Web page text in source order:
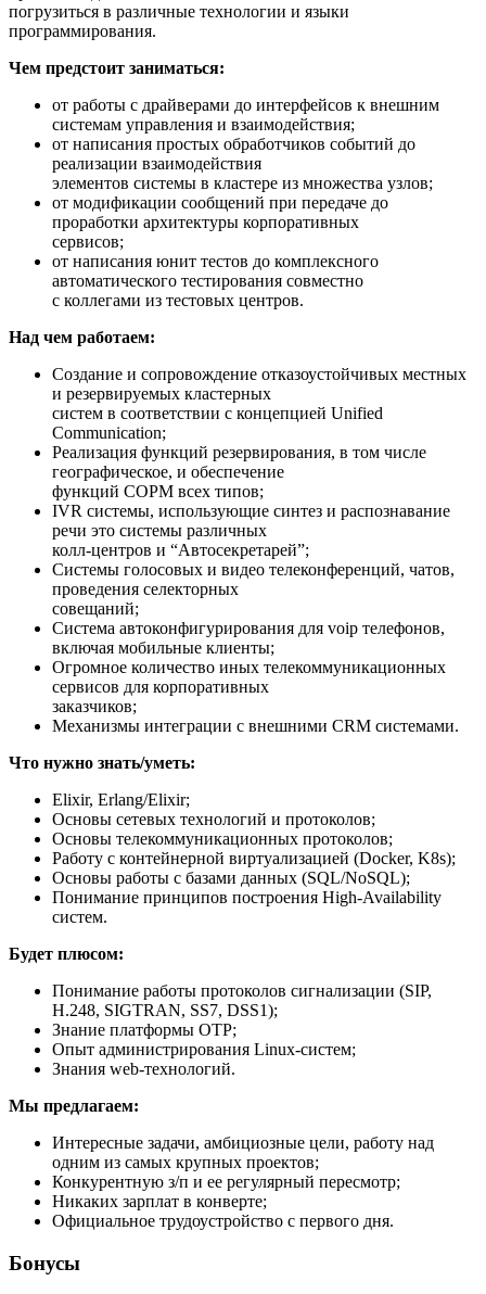
погрузиться в различные технологии и языки
программирования.
Чем предстоит заниматься:
от работы с драйверами до интерфейсов к внешним
системам управления и взаимодействия;
от написания простых обработчиков событий до
реализации взаимодействия
элементов системы в кластере из множества узлов;
от модификации сообщений при передаче до
проработки архитектуры корпоративных
сервисов;
от написания юнит тестов до комплексного
автоматического тестирования совместно
с коллегами из тестовых центров.
Над чем работаем:
Создание и сопровождение отказоустойчивых местных
и резервируемых кластерных
систем в соответствии с концепцией Unified
Communication;
Реализация функций резервирования, в том числе
географическое, и обеспечение
функций СОРМ всех типов;
IVR системы, использующие синтез и распознавание
речи это системы различных
колл-центров и “Автосекретарей”;
Системы голосовых и видео телеконференций, чатов,
проведения селекторных
совещаний;
Система автоконфигурирования для voip телефонов,
включая мобильные клиенты;
Огромное количество иных телекоммуникационных
сервисов для корпоративных
заказчиков;
Механизмы интеграции с внешними CRM системами.
Что нужно знать/уметь:
Elixir, Erlang/Elixir;
Основы сетевых технологий и протоколов;
Основы телекоммуникационных протоколов;
Работу с контейнерной виртуализацией (Docker, K8s);
Основы работы с базами данных (SQL/NoSQL);
Понимание принципов построения High-Availability
систем.
Будет плюсом:
Понимание работы протоколов сигнализации (SIP,
H.248, SIGTRAN, SS7, DSS1);
Знание платформы OTP;
Опыт администрирования Linux-систем;
Знания web-технологий.
Мы предлагаем:
Интересные задачи, амбициозные цели, работу над
одним из самых крупных проектов;
Конкурентную з/п и ее регулярный пересмотр;
Никаких зарплат в конверте;
Официальное трудоустройство с первого дня.
Бонусы